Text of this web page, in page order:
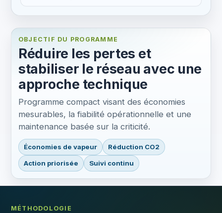
OBJECTIF DU PROGRAMME
Réduire les pertes et
stabiliser le réseau avec une
approche technique
Programme compact visant des économies
mesurables, la fiabilité opérationnelle et une
maintenance basée sur la criticité.
Économies de vapeur Réduction CO2
Action priorisée Suivi continu
MÉTHODOLOGIE